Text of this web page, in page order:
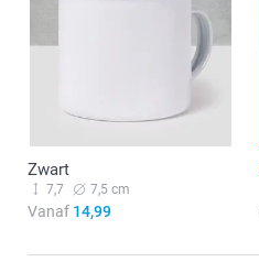
Zwart
7,7 7,5 cm
Vanaf 14,99